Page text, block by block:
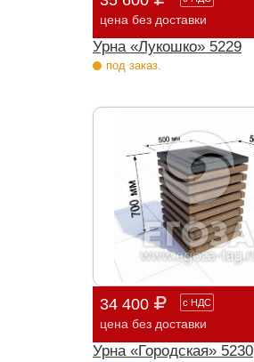
цена без доставки
Урна «Лукошко» 5229
под заказ.
34 400 с НДС
цена без доставки
Урна «Городская» 5230